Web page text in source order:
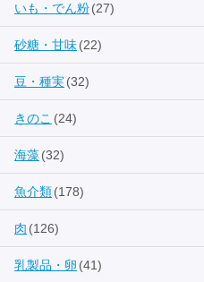
いも・でん粉(27)
砂糖・甘味(22)
豆・種実(32)
きのこ (24)
海藻(32)
魚介類(178)
肉 (126)
乳製品・卵 (41)